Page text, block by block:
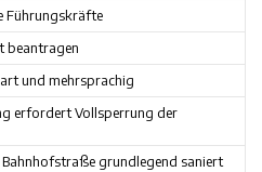
Führungskräfte
beantragen
und mehrsprachig
erfordert Vollsperrung der
grundlegend saniert